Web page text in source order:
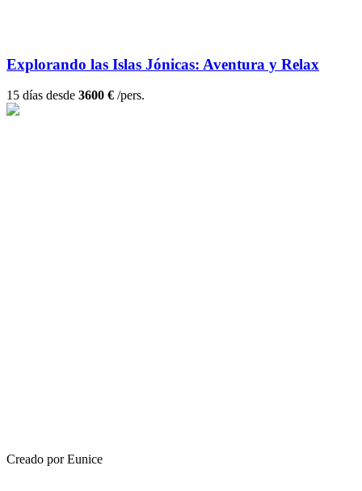
Explorando las Islas Jónicas: Aventura y Relax
15 días desde 3600 € /pers.
Creado por Eunice